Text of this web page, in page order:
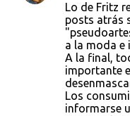
Lo de Fritz
posts atrás
a la moda e
A la final,
importante
Los
informarse